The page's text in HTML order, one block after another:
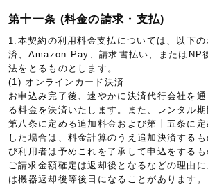
第十一条 (料金の請求・支払)
1.本契約の利用料金支払については、以下
済、Amazon Pay、請求書払い、またはNP
法をとるものとします。
(1) オンラインカード決済
お申込み完了後、速やかに決済代行会社を
る料金を決済いたします。また、レンタル期
第八条に定める追加料金および第十五条に
した場合は、料金計算のうえ追加決済する
び利用者は予めこれを了承して申込をするも
ご請求金額確定は返却後となるなどの理由
は機器返却後等後日になることがあります。